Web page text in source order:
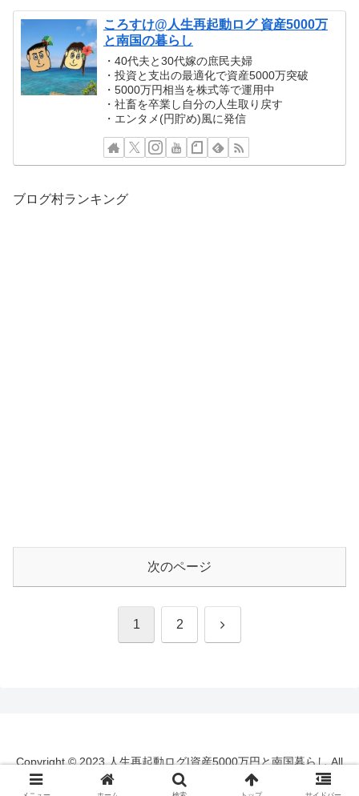
ころすけ@人生再起動ログ 資産5000万
と南国の暮らし
・40代夫と30代嫁の庶民夫婦
・投資と支出の最適化で資産5000万突破
・5000万円相当を株式等で運用中
・社畜を卒業し自分の人生取り戻す
・エンタメ(円貯め)風に発信
ブログ村ランキング
次のページ
1 2 次
Copyright © 2023 人生再起動ログ|資産5000万円と南国暮らし All
Rights Reserved.